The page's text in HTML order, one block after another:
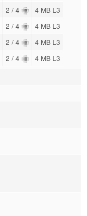
2 / 4 4 MB L3
2 / 4 4 MB L3
2 / 4 4 MB L3
2 / 4 4 MB L3